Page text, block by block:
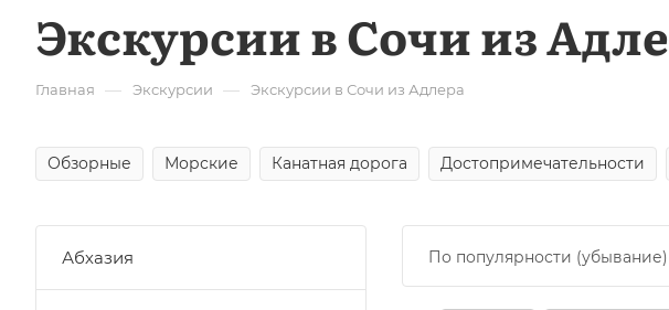
Экскурсии в Сочи из
Главная — Экскурсии — Экскурсии в Сочи из Адлера
Обзорные Морские Канатная дорога Достопримечательности
По популярности (убывание)
Абхазия